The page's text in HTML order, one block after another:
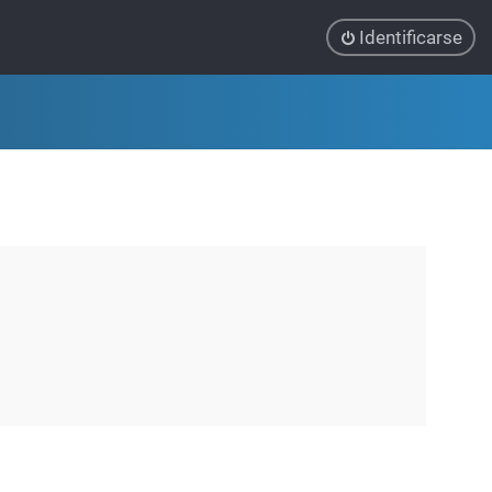
Identificarse